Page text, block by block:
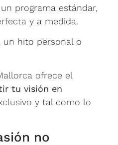
programa estándar,
y a medida.
un hito personal o
ofrece el
tu visión en
y tal como lo
no